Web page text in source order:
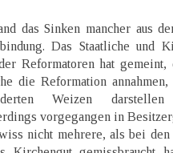
das Sinken mancher aus
Das Staatliche und
Reformatoren hat gemeint,
die Reformation annahmen,
Weizen darstellen
vorgegangen in
nicht mehrere, als bei den